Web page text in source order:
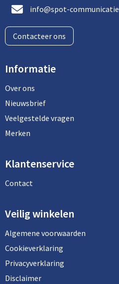
info@spot-
Contacteer ons
Informatie
Over ons
Nieuwsbrief
Veelgestelde vragen
Merken
Klantenservice
Contact
Veilig winkelen
Algemene voorwaarden
Cookieverklaring
Privacyverklaring
Disclaimer